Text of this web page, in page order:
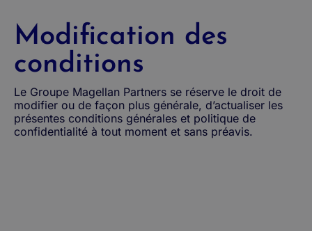
Modification des
conditions
Le Groupe Magellan Partners se réserve le droit de
modifier ou de façon plus générale, d’actualiser les
présentes conditions générales et politique de
confidentialité à tout moment et sans préavis.